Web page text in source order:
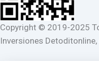
Copyright © 2019-2025
Inversiones